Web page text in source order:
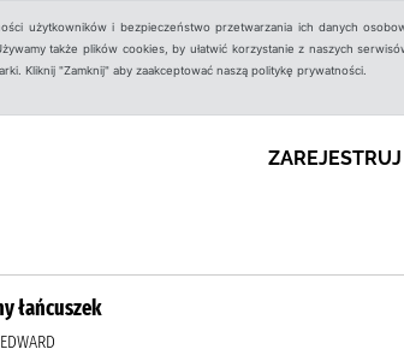
użytkowników i bezpieczeństwo przetwarzania ich danych
także plików cookies, by ułatwić korzystanie z naszych
Kliknij "Zamknij" aby zaakceptować naszą politykę prywatności.
łańcuszek